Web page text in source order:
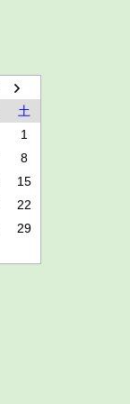
土
1
8
15
22
29